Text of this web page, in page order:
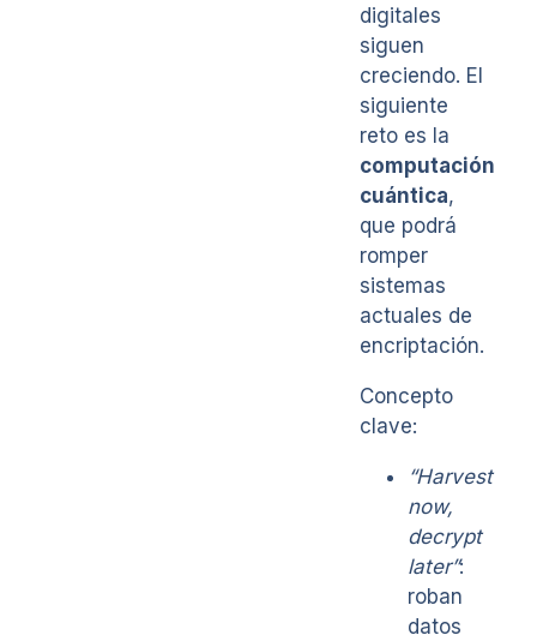
digitales
siguen
creciendo. El
siguiente
reto es la
computación
cuántica,
que podrá
romper
sistemas
actuales de
encriptación.
Concepto
clave:
“Harvest
now,
decrypt
later”:
roban
datos